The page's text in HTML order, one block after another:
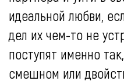
идеальной любви,
дел их чем-то не
поступят именно
смешном или